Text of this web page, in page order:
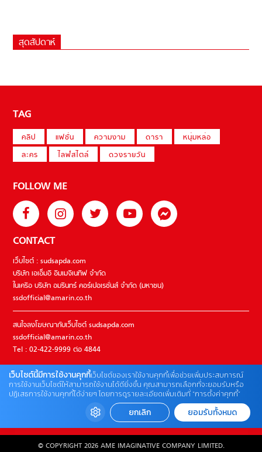
สุดสัปดาห์
TAG
คลิป แฟชั่น ความงาม ดารา
หนุ่มหล่อ
ละคร
ไลฟ์สไตล์ ดวงรายวัน
FOLLOW ME
CONTACT
เว็บไซต์ : sudsapda.com
บริษัท เอเอ็มอี อิมเมจิเนทีฟ จำกัด
ในเครือ บริษัท อมรินทร์ คอร์เปอเรชั่นส์ จำกัด (มหาชน)
ssdofficial@amarin.co.th
สนใจลงโฆษณากับเว็บไซต์ sudsapda.com
ssdofficial@amarin.co.th
Tel : 02-422-9999 ต่อ 4844
ติดต่อแจ้งปัญหาหรือร้องเรียน
02-422-9999 ต่อ 4180
(จันทร์ – ศุกร์ เวลา 09.00 – 18.00 น)
© COPYRIGHT 2026 AME IMAGINATIVE COMPANY LIMITED.
เว็บไซต์นี้มีการใช้งานคุกกี้เว็บไซต์ของเราใช้งานคุกกี้เพื่อช่วยเพิ่มประสบการณ์
การใช้งานเว็บไซต์ให้สามารถใช้งานได้ดียิ่งขึ้น คุณสามารถเลือกที่จะยอมรับหรือ
ปฏิเสธการใช้งานคุกกี้ได้ง่ายๆ โดยการดูรายละเอียดเพิ่มเติมที่ “การตั้งค่าคุกกี้”
ยกเลิก ยอมรับทั้งหมด